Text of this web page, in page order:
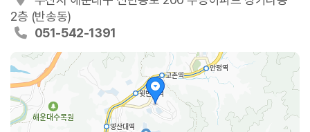
2층 (반송동)
051-542-1391